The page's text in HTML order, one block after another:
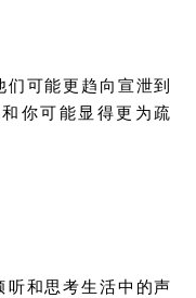
可能更趋向宣泄到
你可能显得更为疏
和思考生活中的声